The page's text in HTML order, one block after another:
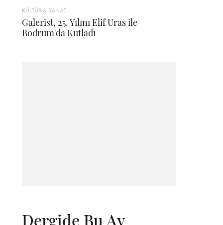
KÜLTÜR & SANAT
Galerist, 25. Yılını Elif Uras ile
Bodrum'da Kutladı
Dergide Bu Ay